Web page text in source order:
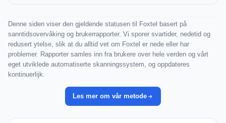
Denne siden viser den gjeldende statusen til Foxtel basert på
sanntidsovervåking og brukerrapporter. Vi sporer svartider, nedetid og
redusert ytelse, slik at du alltid vet om Foxtel er nede eller har
problemer. Rapporter samles inn fra brukere over hele verden og vårt
eget utviklede automatiserte skanningssystem, og oppdateres
kontinuerlijk.
Les mer om vår metode